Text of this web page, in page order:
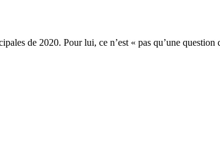
de 2020. Pour lui, ce n’est « pas qu’une question